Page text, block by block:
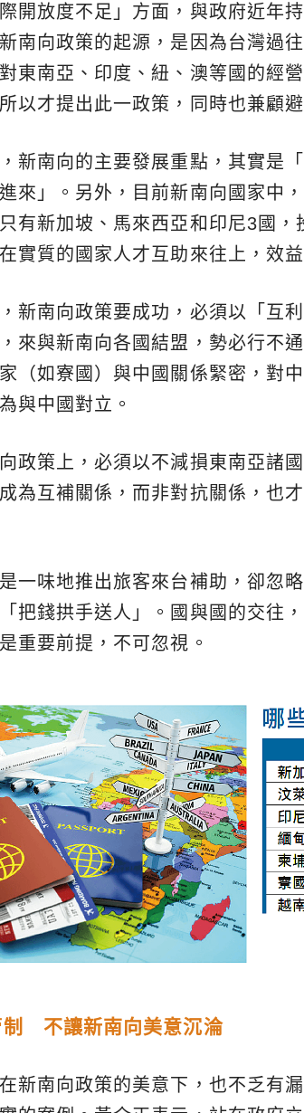
開放度不足」方面，與政府近年
南向政策的起源，是因為台灣過
東南亞、印度、紐、澳等國的經
以才提出此一政策，同時也兼顧避
新南向的主要發展重點，其實是
來」。另外，目前新南向國家中
有新加坡、馬來西亞和印尼3國
實質的國家人才互助來往上，效
新南向政策要成功，必須以「互
來與新南向各國結盟，勢必行不
（如寮國）與中國關係緊密，對
與中國對立。
政策上，必須以不減損東南亞諸
為互補關係，而非對抗關係，也
一味地推出旅客來台補助，卻忽
把錢拱手送人」。國與國的交往
重要前提，不可忽視。
制 不讓新南向美意沉淪
新南向政策的美意下，也不乏有